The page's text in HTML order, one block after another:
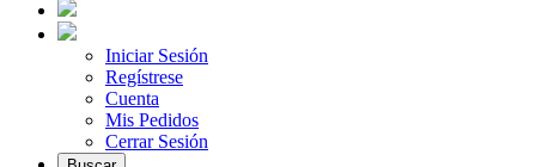
Iniciar Sesión
Regístrese
Cuenta
Mis Pedidos
Cerrar Sesión